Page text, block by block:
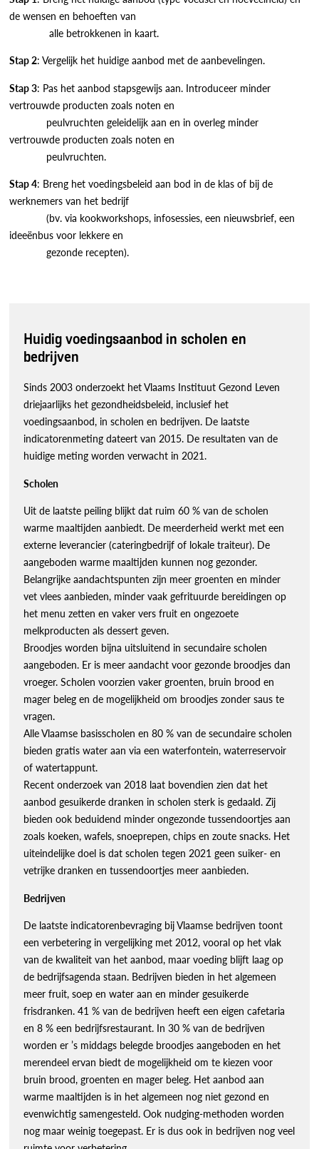
de wensen en behoeften van
alle betrokkenen in kaart.
Stap 2: Vergelijk het huidige aanbod met de aanbevelingen.
Stap 3: Pas het aanbod stapsgewijs aan. Introduceer minder
vertrouwde producten zoals noten en
peulvruchten geleidelijk aan en in overleg minder
vertrouwde producten zoals noten en
peulvruchten.
Stap 4: Breng het voedingsbeleid aan bod in de klas of bij de
werknemers van het bedrijf
(bv. via kookworkshops, infosessies, een nieuwsbrief, een
ideeënbus voor lekkere en
gezonde recepten).
Huidig voedingsaanbod in scholen en
bedrijven
Sinds 2003 onderzoekt het Vlaams Instituut Gezond Leven
driejaarlijks het gezondheidsbeleid, inclusief het
voedingsaanbod, in scholen en bedrijven. De laatste
indicatorenmeting dateert van 2015. De resultaten van de
huidige meting worden verwacht in 2021.
Scholen
Uit de laatste peiling blijkt dat ruim 60 % van de scholen
warme maaltijden aanbiedt. De meerderheid werkt met een
externe leverancier (cateringbedrijf of lokale traiteur). De
aangeboden warme maaltijden kunnen nog gezonder.
Belangrijke aandachtspunten zijn meer groenten en minder
vet vlees aanbieden, minder vaak gefrituurde bereidingen op
het menu zetten en vaker vers fruit en ongezoete
melkproducten als dessert geven.
Broodjes worden bijna uitsluitend in secundaire scholen
aangeboden. Er is meer aandacht voor gezonde broodjes dan
vroeger. Scholen voorzien vaker groenten, bruin brood en
mager beleg en de mogelijkheid om broodjes zonder saus te
vragen.
Alle Vlaamse basisscholen en 80 % van de secundaire scholen
bieden gratis water aan via een waterfontein, waterreservoir
of watertappunt.
Recent onderzoek van 2018 laat bovendien zien dat het
aanbod gesuikerde dranken in scholen sterk is gedaald. Zij
bieden ook beduidend minder ongezonde tussendoortjes aan
zoals koeken, wafels, snoeprepen, chips en zoute snacks. Het
uiteindelijke doel is dat scholen tegen 2021 geen suiker- en
vetrijke dranken en tussendoortjes meer aanbieden.
Bedrijven
De laatste indicatorenbevraging bij Vlaamse bedrijven toont
een verbetering in vergelijking met 2012, vooral op het vlak
van de kwaliteit van het aanbod, maar voeding blijft laag op
de bedrijfsagenda staan. Bedrijven bieden in het algemeen
meer fruit, soep en water aan en minder gesuikerde
frisdranken. 41 % van de bedrijven heeft een eigen cafetaria
en 8 % een bedrijfsrestaurant. In 30 % van de bedrijven
worden er ’s middags belegde broodjes aangeboden en het
merendeel ervan biedt de mogelijkheid om te kiezen voor
bruin brood, groenten en mager beleg. Het aanbod aan
warme maaltijden is in het algemeen nog niet gezond en
evenwichtig samengesteld. Ook nudging-methoden worden
nog maar weinig toegepast. Er is dus ook in bedrijven nog veel